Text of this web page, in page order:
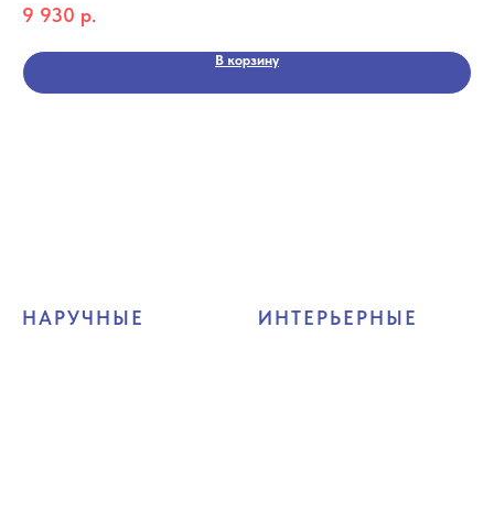
Коллекция Quartz
9 930 р.
В корзину
НАРУЧНЫЕ ИНТЕРЬЕРНЫЕ